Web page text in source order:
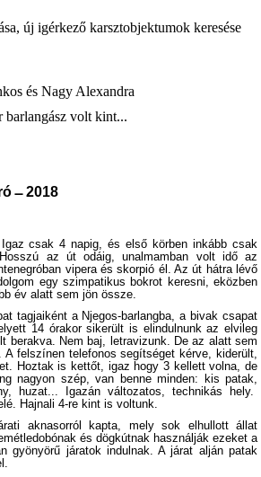
új igérkező karsztobjektumok keresése
és Nagy Alexandra
barlangász volt kint...
̶2018
csak 4 napig, és első körben inkább csak
az út odáig, unalmamban volt idő az
vipera és skorpió él. Az út hátra lévő
egy szimpatikus bokrot keresni, eközben
év alatt sem jön össze.
tagjaiként a Njegos-barlangba, a bivak csapat
14 órakor sikerült is elindulnunk az elvileg
berakva. Nem baj, letravizunk. De az alatt sem
felszínen telefonos segítséget kérve, kiderült,
Hoztak is kettőt, igaz hogy 3 kellett volna, de
nagyon szép, van benne minden: kis patak,
huzat... Igazán változatos, technikás hely.
Hajnali 4-re kint is voltunk.
aknasorról kapta, mely sok elhullott állat
és dögkútnak használják ezeket a
gyönyörű járatok indulnak. A járat alján patak